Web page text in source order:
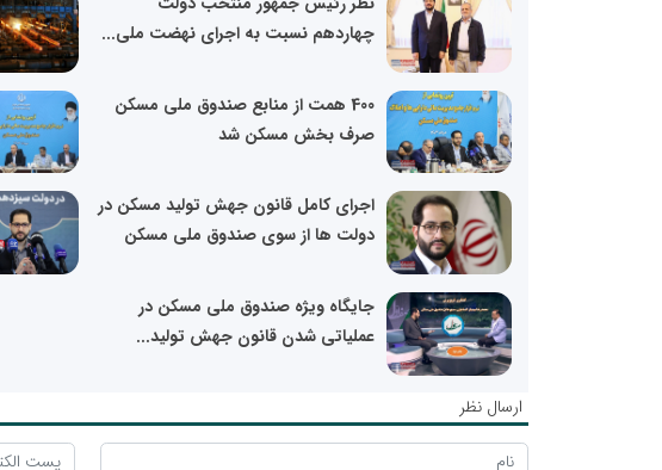
چهاردهم نسبت به اجرای نهضت ملی...
400 همت از منابع صندوق ملی مسکن
صرف بخش مسکن شد
اجرای کامل قانون جهش تولید مسکن در
دولت ها از سوی صندوق ملی مسکن
جایگاه ویژه صندوق ملی مسکن در
عملیاتی شدن قانون جهش تولید...
ارسال نظر